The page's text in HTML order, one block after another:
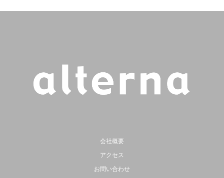
会社概要
アクセス
お問い合わせ